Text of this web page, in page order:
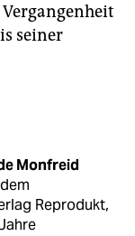
seiner
Monfreid
Reprodukt,